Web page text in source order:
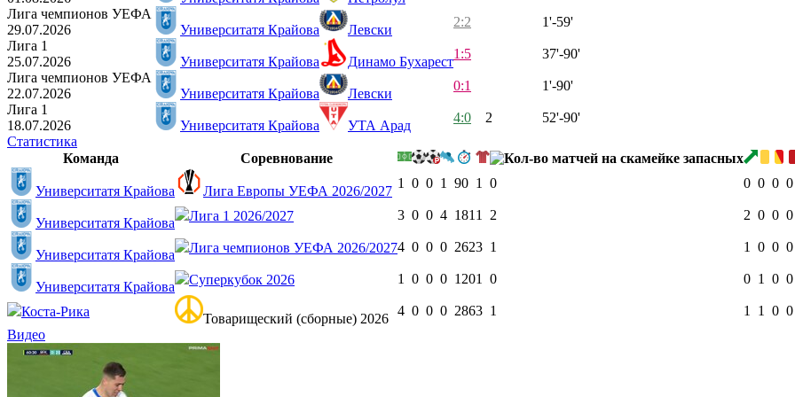
Лига чемпионов УЕФА
29.07.2026
Университатя Крайова Левски
2:2
1'-59'
Лига 1
25.07.2026
Университатя Крайова Динамо Бухарест
1:5
37'-90'
Лига чемпионов УЕФА
22.07.2026
Университатя Крайова Левски
0:1
1'-90'
Лига 1
18.07.2026
Университатя Крайова УТА Арад
4:0 2
52'-90'
Статистика
Команда
Соревнование
Университатя Крайова Лига Европы УЕФА 2026/2027
1 0 0 1 90 1 0 0 0 0 0
Университатя Крайова Лига 1 2026/2027 3 0 0 4 181 1 2 2 0 0 0
Университатя Крайова Лига чемпионов УЕФА 2026/20274 0 0 0 2623 1 1 0 0 0
Университатя Крайова Суперкубок 2026 1 0 0 0 1201 0 0 1 0 0
Коста-Рика Товарищеский (сборные) 2026
4 0 0 0 2863 1 1 1 0 0
Видео